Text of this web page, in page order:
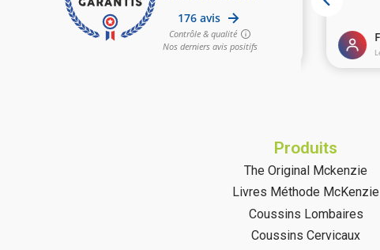
Produits
The Original Mckenzie
Livres Méthode McKenzie
Coussins Lombaires
Coussins Cervicaux